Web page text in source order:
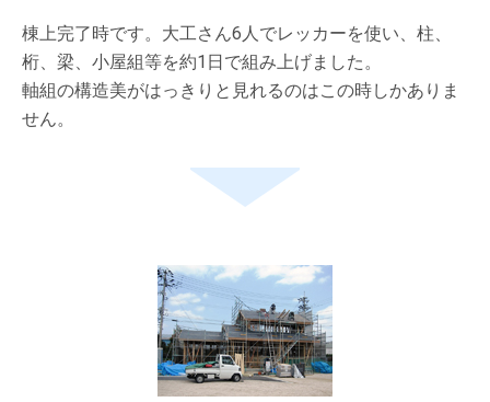
棟上完了時です。大工さん6人でレッカーを使い、柱、
桁、梁、小屋組等を約1日で組み上げました。
軸組の構造美がはっきりと見れるのはこの時しかありま
せん。